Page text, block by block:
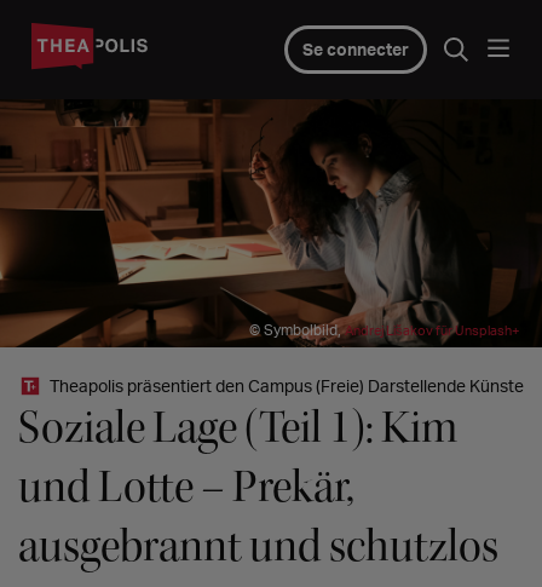
Se connecter
© Symbolbild,Andrej Lišakov für Unsplash+
Theapolis präsentiert den Campus (Freie) Darstellende Künste
Soziale Lage (Teil 1): Kim
und Lotte – Prekär,
ausgebrannt und schutzlos